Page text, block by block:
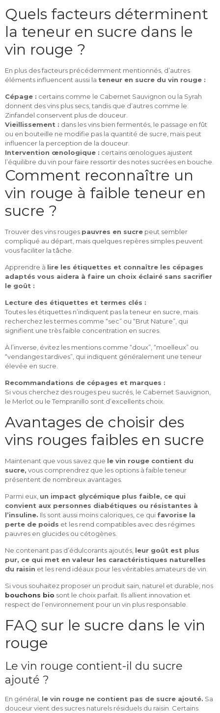
Quels facteurs déterminent
la teneur en sucre dans le
vin rouge ?
En plus des facteurs précédemment mentionnés, d’autres
éléments influencent aussi la teneur en sucre du vin rouge :
Cépage : certains comme le Cabernet Sauvignon ou la Syrah
donnent des vins plus secs, tandis que d’autres comme le
Zinfandel conservent plus de douceur.
Vieillissement : dans les vins bien fermentés, le passage en fût
ou en bouteille ne modifie pas la quantité de sucre, mais peut
influencer la perception de la douceur.
Intervention œnologique : certains œnologues ajustent
l’équilibre du vin pour faire ressortir des notes sucrées en bouche.
Comment reconnaître un
vin rouge à faible teneur en
sucre ?
Trouver des vins rouges pauvres en sucre peut sembler
compliqué au départ, mais quelques repères simples peuvent
vous faciliter la tâche.
Apprendre à lire les étiquettes et connaître les cépages
adaptés vous aidera à faire un choix éclairé sans sacrifier
le goût :
Lecture des étiquettes et termes clés :
Toutes les étiquettes n’indiquent pas la teneur en sucre, mais
recherchez les termes comme “sec” ou “Brut Nature”, qui
signifient une très faible concentration en sucres.
À l’inverse, évitez les mentions comme “doux”, “moelleux” ou
“vendanges tardives”, qui indiquent généralement une teneur
élevée en sucre.
Recommandations de cépages et marques :
Si vous cherchez des rouges peu sucrés, le Cabernet Sauvignon,
le Merlot ou le Tempranillo sont d’excellents choix.
Avantages de choisir des
vins rouges faibles en sucre
Maintenant que vous savez que le vin rouge contient du
sucre, vous comprendrez que les options à faible teneur
présentent de nombreux avantages.
Parmi eux, un impact glycémique plus faible, ce qui
convient aux personnes diabétiques ou résistantes à
l’insuline. Ils sont aussi moins caloriques, ce qui favorise la
perte de poids et les rend compatibles avec des régimes
pauvres en glucides ou cétogènes.
Ne contenant pas d’édulcorants ajoutés, leur goût est plus
pur, ce qui met en valeur les caractéristiques naturelles
du raisin et les rend idéaux pour les véritables amateurs de vin.
Si vous souhaitez proposer un produit sain, naturel et durable, nos
bouchons bio sont le choix parfait. Ils allient innovation et
respect de l’environnement pour un vin plus responsable.
FAQ sur le sucre dans le vin
rouge
Le vin rouge contient-il du sucre
ajouté ?
En général, le vin rouge ne contient pas de sucre ajouté. Sa
douceur vient des sucres naturels résiduels du raisin. Certains